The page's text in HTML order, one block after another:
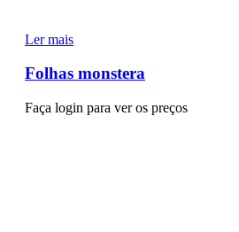
Ler mais
Folhas monstera
Faça login para ver os preços